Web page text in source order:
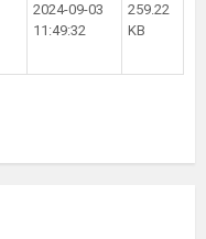
2024-09-03
11:49:32
259.22
KB